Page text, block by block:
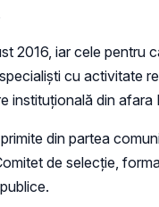
2016, iar cele pentru
cu activitate
instituţională din afara
din partea
de selecţie,